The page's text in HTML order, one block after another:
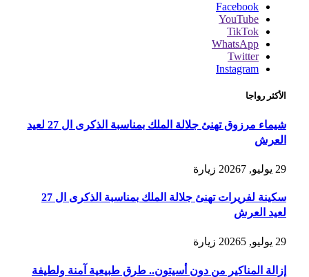
Facebook
YouTube
TikTok
WhatsApp
Twitter
Instagram
الأكثر رواجا
شيماء مرزوق تهنئ جلالة الملك بمناسبة الذكرى ال 27 لعيد
العرش
29 يوليو, 2026 7 زيارة
سكينة لفريرات تهنئ جلالة الملك بمناسبة الذكرى ال 27
لعيد العرش
29 يوليو, 2026 5 زيارة
إزالة المناكير من دون أسيتون.. طرق طبيعية آمنة ولطيفة